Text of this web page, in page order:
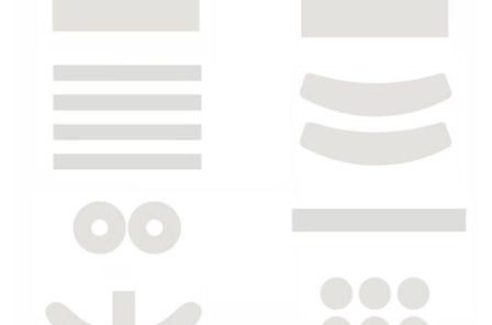
Kompresjon / Arr
Kontakt oss
Om Medistim
About Medistim
Leverandører